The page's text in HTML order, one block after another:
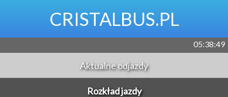
CRISTALBUS.PL
05:38:50
Aktualne odjazdy
Rozkład jazdy